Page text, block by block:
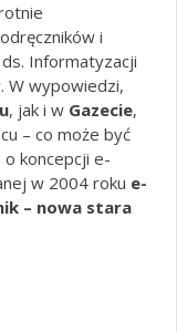
i
Informatyzacji
W wypowiedzi,
, jak i w Gazecie,
– co może być
koncepcji e-
w 2004 roku e-
– nowa stara